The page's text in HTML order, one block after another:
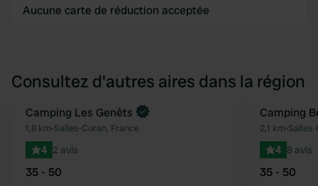
Aucune carte de réduction acceptée
Consultez d'autres aires dans la région
Préféré
Reserve maintenant
Camping Les Genêts
1,8 km•Salles-Curan, France
4 2 avis
35 - 50
Camping
2,1 km•
4 8 avis
35 - 50